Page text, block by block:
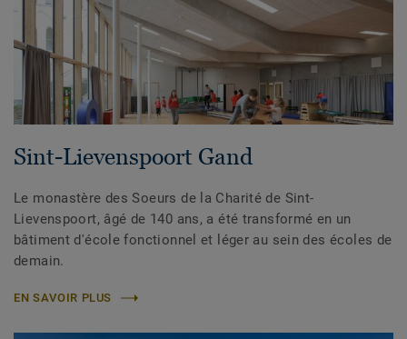
Sint-Lievenspoort Gand
Le monastère des Soeurs de la Charité de Sint-
Lievenspoort, âgé de 140 ans, a été transformé en un
bâtiment d'école fonctionnel et léger au sein des écoles de
demain.
EN SAVOIR PLUS